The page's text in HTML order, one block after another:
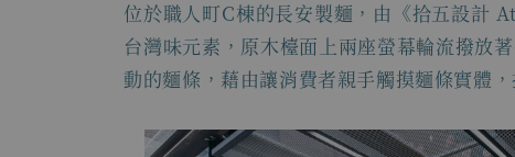
位於職人町C棟的長安製麵，由《拾五設計
台灣味元素，原木檯面上兩座螢幕輪流撥放
動的麵條，藉由讓消費者親手觸摸麵條實體